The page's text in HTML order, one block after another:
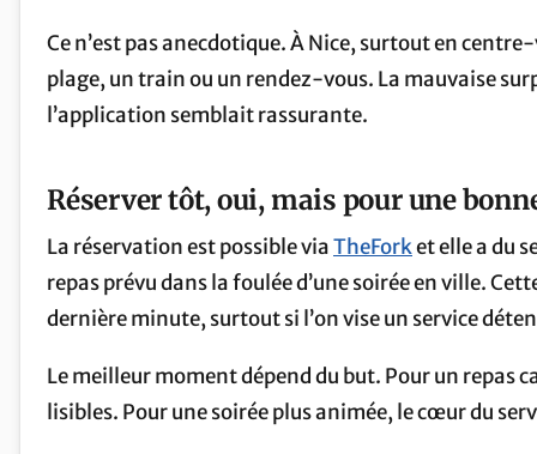
Ce n’est pas anecdotique. À Nice, surtout en
plage, un train ou un rendez-vous. La mauvaise
l’application semblait rassurante.
Réserver tôt, oui, mais pour une
La réservation est possible viaTheForket elle a du
repas prévu dans la foulée d’une soirée en ville.
dernière minute, surtout si l’on vise un service
Le meilleur moment dépend du but. Pour un repas
lisibles. Pour une soirée plus animée, le cœur du